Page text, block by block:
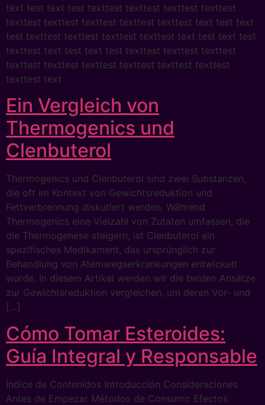
text test text test texttest texttest texttest texttest
texttest texttest texttest texttest texttest text test text
test texttest texttest texttest texttest text test text test
texttest text test text test texttest texttest texttest
texttest texttest texttest texttest texttest texttest
texttest text
Ein Vergleich von
Thermogenics und
Clenbuterol
Thermogenics und Clenbuterol sind zwei Substanzen,
die oft im Kontext von Gewichtsreduktion und
Fettverbrennung diskutiert werden. Während
Thermogenics eine Vielzahl von Zutaten umfassen, die
die Thermogenese steigern, ist Clenbuterol ein
spezifisches Medikament, das ursprünglich zur
Behandlung von Atemwegserkrankungen entwickelt
wurde. In diesem Artikel werden wir die beiden Ansätze
zur Gewichtsreduktion vergleichen, um deren Vor- und
[…]
Cómo Tomar Esteroides:
Guía Integral y Responsable
Índice de Contenidos Introducción Consideraciones
Antes de Empezar Métodos de Consumo Efectos